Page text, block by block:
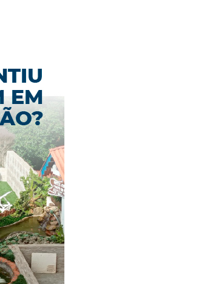
Aproveite a parceria da Apcef
com o Sesi e invista em saúde
e momentos de lazer!